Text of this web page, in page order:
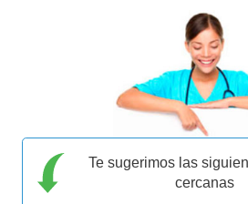
Te sugerimos las
cercanas